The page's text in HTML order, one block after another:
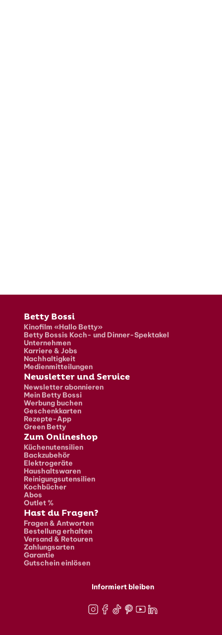
Fusszeile
Betty Bossi
Kinofilm «Hallo Betty»
Betty Bossis Koch- und Dinner-Spektakel
Unternehmen
Karriere & Jobs
Nachhaltigkeit
Medienmitteilungen
Newsletter und Service
Newsletter abonnieren
Mein Betty Bossi
Werbung buchen
Geschenkkarten
Rezepte-App
Green Betty
Zum Onlineshop
Küchenutensilien
Backzubehör
Elektrogeräte
Haushaltswaren
Reinigungsutensilien
Kochbücher
Abos
Outlet %
Hast du Fragen?
Fragen & Antworten
Bestellung erhalten
Versand & Retouren
Zahlungsarten
Garantie
Gutschein einlösen
Informiert bleiben